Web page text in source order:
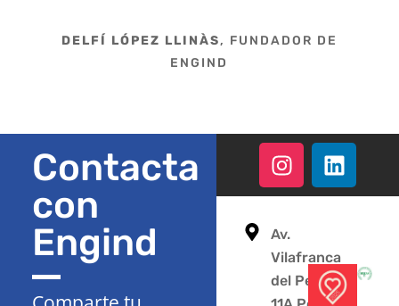
DELFÍ LÓPEZ LLINÀS, FUNDADOR DE
ENGIND
Contacta
con
Engind
Av.
Vilafranca
del Penedès